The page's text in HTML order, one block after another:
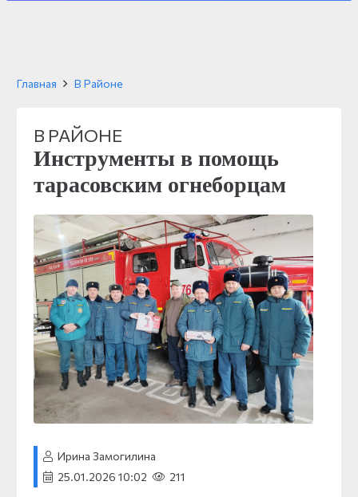
Главная В Районе
В РАЙОНЕ
Инструменты в помощь
тарасовским огнеборцам
Ирина Замогилина
25.01.2026 10:02
211